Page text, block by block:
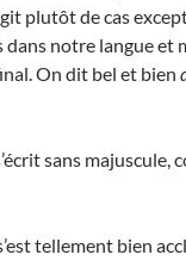
plutôt de cas
dans notre langue et
On dit bel et bien
sans majuscule,
tellement bien